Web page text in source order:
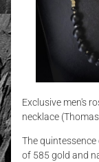
Exclusive men's
necklace
The
of 585 gold and